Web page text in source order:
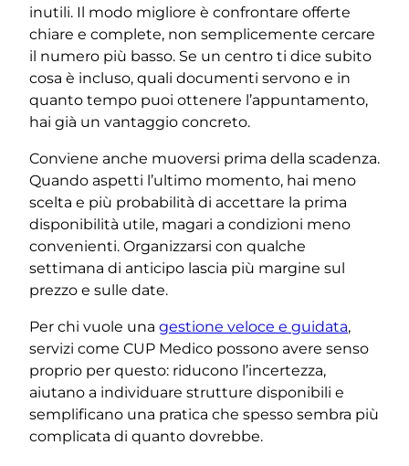
inutili. Il modo migliore è confrontare offerte
chiare e complete, non semplicemente cercare
il numero più basso. Se un centro ti dice subito
cosa è incluso, quali documenti servono e in
quanto tempo puoi ottenere l’appuntamento,
hai già un vantaggio concreto.
Conviene anche muoversi prima della scadenza.
Quando aspetti l’ultimo momento, hai meno
scelta e più probabilità di accettare la prima
disponibilità utile, magari a condizioni meno
convenienti. Organizzarsi con qualche
settimana di anticipo lascia più margine sul
prezzo e sulle date.
Per chi vuole una gestione veloce e guidata,
servizi come CUP Medico possono avere senso
proprio per questo: riducono l’incertezza,
aiutano a individuare strutture disponibili e
semplificano una pratica che spesso sembra più
complicata di quanto dovrebbe.